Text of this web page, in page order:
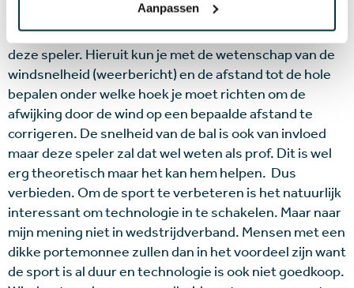
Aanpassen
toegestaan. Het kompas kan worden gebruikt om de
windrichting te bepalen, zoals wordt beweerd door
deze speler. Hieruit kun je met de wetenschap van de
windsnelheid (weerbericht) en de afstand tot de hole
bepalen onder welke hoek je moet richten om de
afwijking door de wind op een bepaalde afstand te
corrigeren. De snelheid van de bal is ook van invloed
maar deze speler zal dat wel weten als prof. Dit is wel
erg theoretisch maar het kan hem helpen. Dus
verbieden. Om de sport te verbeteren is het natuurlijk
interessant om technologie in te schakelen. Maar naar
mijn mening niet in wedstrijdverband. Mensen met een
dikke portemonnee zullen dan in het voordeel zijn want
de sport is al duur en technologie is ook niet goedkoop.